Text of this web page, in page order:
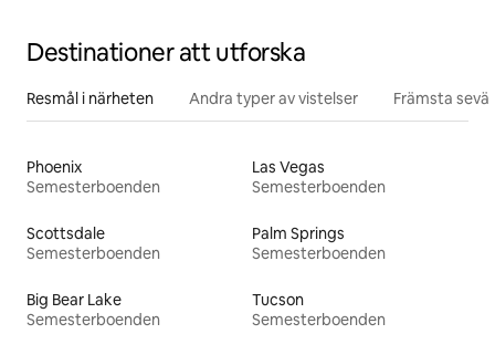
Destinationer att utforska
Resmål i närheten Andra typer av vistelser Främsta
Phoenix
Semesterboenden
Las Vegas
Semesterboenden
Scottsdale
Semesterboenden
Palm Springs
Semesterboenden
Big Bear Lake
Semesterboenden
Tucson
Semesterboenden